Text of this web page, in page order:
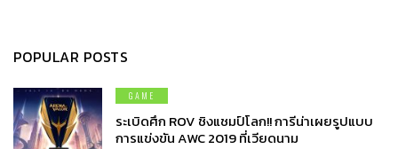
POPULAR POSTS
GAME
ระเบิดศึก ROV ชิงแชมป์โลก!! การีน่าเผยรูปแบบ
การแข่งขัน AWC 2019 ที่เวียดนาม